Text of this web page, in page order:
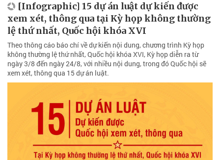
[Infographic] 15 dự án luật dự kiến được
xem xét, thông qua tại Kỳ họp không thường
lệ thứ nhất, Quốc hội khóa XVI
Theo thông cáo báo chí về dự kiến nội dung, chương trình Kỳ họp
không thường lệ thứ nhất, Quốc hội khóa XVI, Kỳ họp diễn ra từ
ngày 3/8 đến ngày 24/8, với nhiều nội dung, trong đó Quốc hội sẽ
xem xét, thông qua 15 dự án luật.